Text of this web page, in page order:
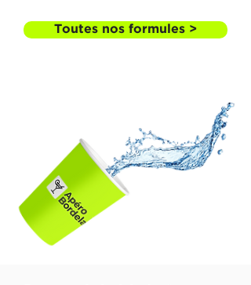
Toutes nos formules >